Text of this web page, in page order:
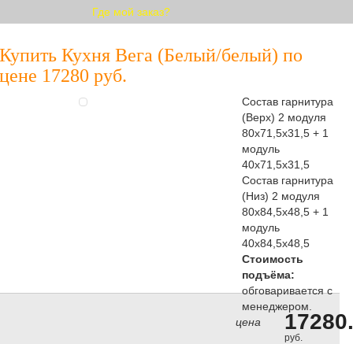
Где мой заказ?
Купить Кухня Вега (Белый/белый) по
цене 17280 руб.
Состав гарнитура
(Верх) 2 модуля
80х71,5х31,5 + 1
модуль
40х71,5х31,5
Состав гарнитура
(Низ) 2 модуля
80х84,5х48,5 + 1
модуль
40х84,5х48,5
Стоимость
подъёма:
обговаривается с
менеджером.
цена
руб.